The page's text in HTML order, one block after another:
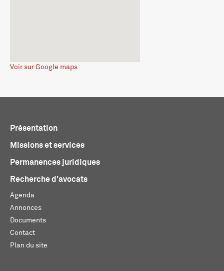
Voir sur Google maps
Présentation
Missions et services
Permanences juridiques
Recherche d'avocats
Agenda
Annonces
Documents
Contact
Plan du site